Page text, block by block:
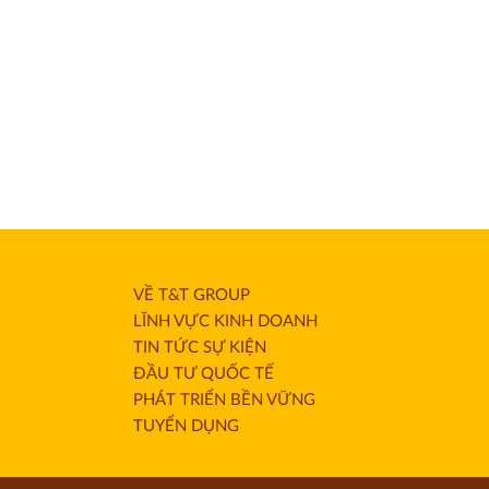
VỀ T&T GROUP
LĨNH VỰC KINH DOANH
TIN TỨC SỰ KIỆN
ĐẦU TƯ QUỐC TẾ
PHÁT TRIỂN BỀN VỮNG
TUYỂN DỤNG